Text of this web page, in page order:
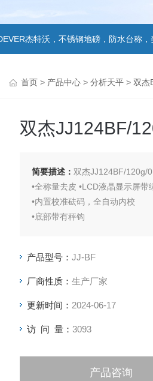
不锈钢地磅，防水台称，美国双杰天平，报警
首页 > 产品中心 > 分析天平 > 双杰
双杰JJ124BF/
简要描述： 双杰JJ124BF/120g/
•全称量去皮 •LCD液晶显示屏带
•内置校准砝码，全自动内校
•底部带有秤钩
产品型号： JJ-BF
厂商性质： 生产厂家
更新时间： 2024-06-17
访 问 量： 3093
产品咨询